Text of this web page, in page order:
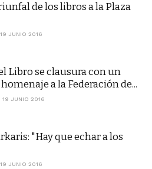
de los libros a la Plaza
19 JUNIO 2016
Libro se clausura con un
a la Federación de...
19 JUNIO 2016
"Hay que echar a los
19 JUNIO 2016